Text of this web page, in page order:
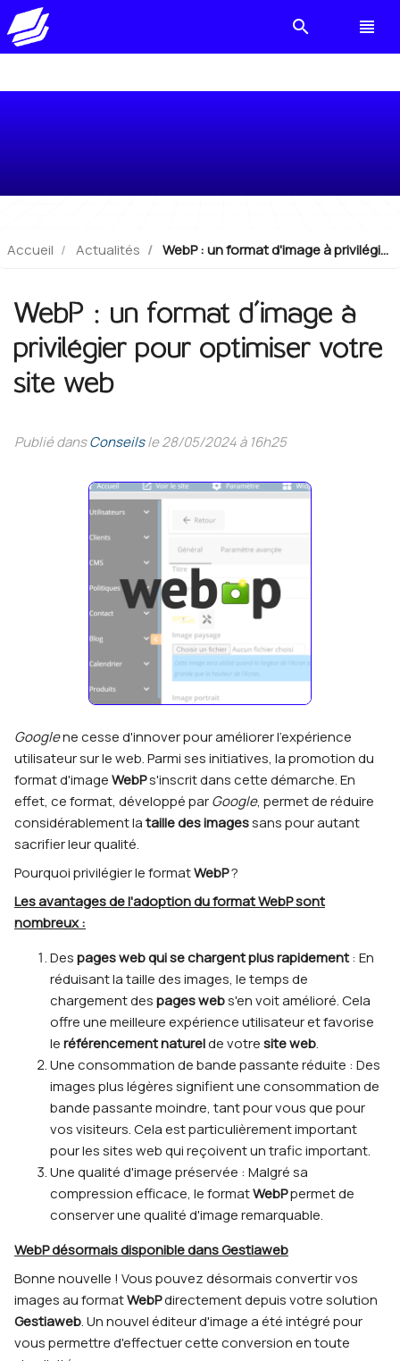
search view_headline
WebP : un format d'image à
privilégier pour optimiser votre site
web
Accueil Actualités WebP : un format d'image à privilégier pour optimiser votre site web
WebP : un format d'image à
privilégier pour optimiser votre
site web
Publié dansConseilsle 28/05/2024 à 16h25
Googlene cesse d'innover pour améliorer l'expérience
utilisateur sur le web. Parmi ses initiatives, la promotion du
format d'imageWebPs'inscrit dans cette démarche. En
effet, ce format, développé parGoogle, permet de réduire
considérablement lataille des imagessans pour autant
sacrifier leur qualité.
Pourquoi privilégier le formatWebP?
Les avantages de l'adoption du format WebP sont
nombreux :
Despages web qui se chargent plus rapidement: En
réduisant la taille des images, le temps de
chargement despages webs'en voit amélioré. Cela
offre une meilleure expérience utilisateur et favorise
leréférencement naturelde votresite web.
Une consommation de bande passante réduite : Des
images plus légères signifient une consommation de
bande passante moindre, tant pour vous que pour
vos visiteurs. Cela est particulièrement important
pour les sites web qui reçoivent un trafic important.
Une qualité d'image préservée : Malgré sa
compression efficace, le formatWebPpermet de
conserver une qualité d'image remarquable.
WebP désormais disponible dans Gestiaweb
Bonne nouvelle ! Vous pouvez désormais convertir vos
images au formatWebPdirectement depuis votre solution
Gestiaweb. Un nouvel éditeur d'image a été intégré pour
vous permettre d'effectuer cette conversion en toute